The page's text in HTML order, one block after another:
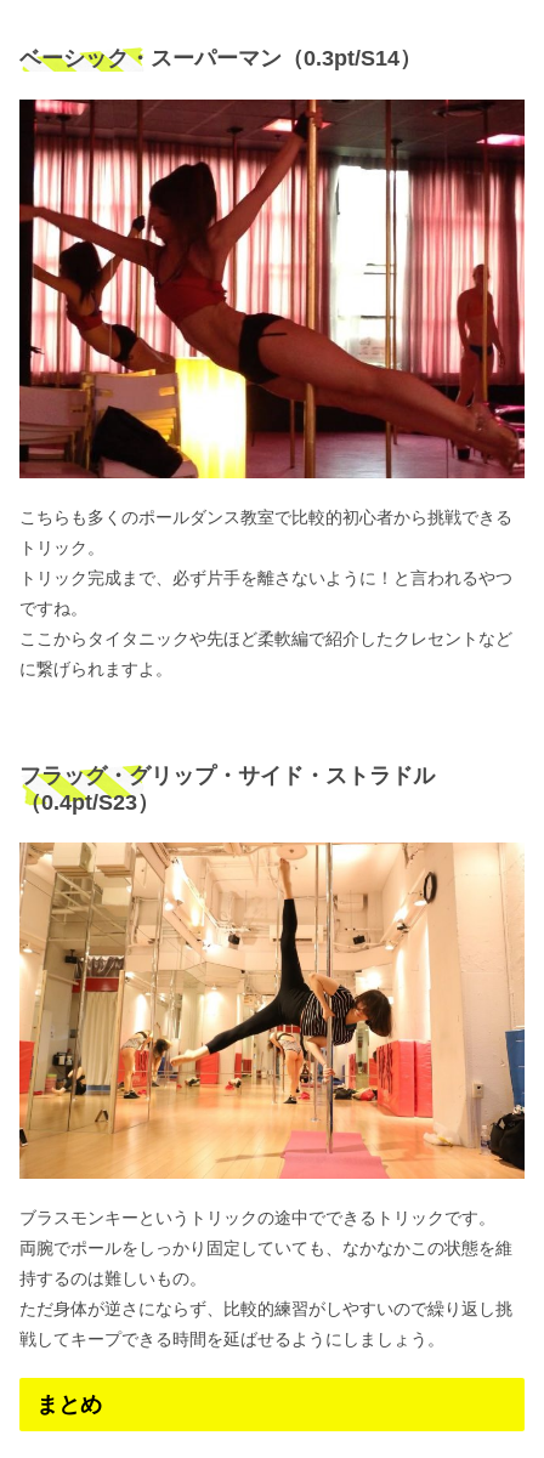
ベーシック・スーパーマン（0.3pt/S14）
こちらも多くのポールダンス教室で比較的初心者から挑戦できる
トリック。
トリック完成まで、必ず片手を離さないように！と言われるやつ
ですね。
ここからタイタニックや先ほど柔軟編で紹介したクレセントなど
に繋げられますよ。
フラッグ・グリップ・サイド・ストラドル
（0.4pt/S23）
ブラスモンキーというトリックの途中でできるトリックです。
両腕でポールをしっかり固定していても、なかなかこの状態を維
持するのは難しいもの。
ただ身体が逆さにならず、比較的練習がしやすいので繰り返し挑
戦してキープできる時間を延ばせるようにしましょう。
まとめ